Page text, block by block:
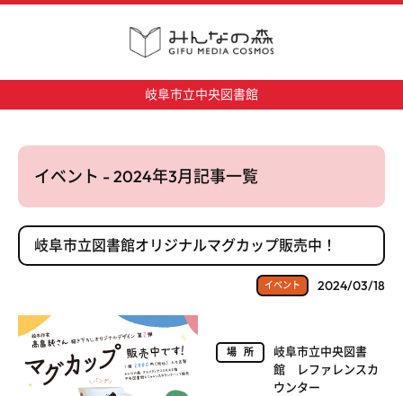
岐阜市立中央図書館
イベント - 2024年3月記事一覧
岐阜市立図書館オリジナルマグカップ販売中！
イベント 2024/03/18
場所
岐阜市立中央図書
館 レファレンスカ
ウンター